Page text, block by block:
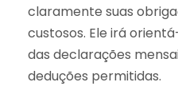
claramente suas
custosos. Ele irá
das declarações
deduções permitidas.